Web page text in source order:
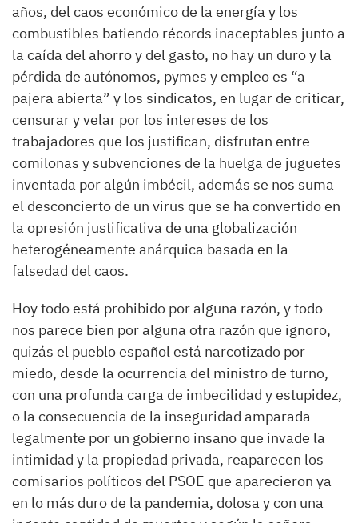
años, del caos económico de la energía y los
combustibles batiendo récords inaceptables junto a
la caída del ahorro y del gasto, no hay un duro y la
pérdida de autónomos, pymes y empleo es “a
pajera abierta” y los sindicatos, en lugar de criticar,
censurar y velar por los intereses de los
trabajadores que los justifican, disfrutan entre
comilonas y subvenciones de la huelga de juguetes
inventada por algún imbécil, además se nos suma
el desconcierto de un virus que se ha convertido en
la opresión justificativa de una globalización
heterogéneamente anárquica basada en la
falsedad del caos.
Hoy todo está prohibido por alguna razón, y todo
nos parece bien por alguna otra razón que ignoro,
quizás el pueblo español está narcotizado por
miedo, desde la ocurrencia del ministro de turno,
con una profunda carga de imbecilidad y estupidez,
o la consecuencia de la inseguridad amparada
legalmente por un gobierno insano que invade la
intimidad y la propiedad privada, reaparecen los
comisarios políticos del PSOE que aparecieron ya
en lo más duro de la pandemia, dolosa y con una